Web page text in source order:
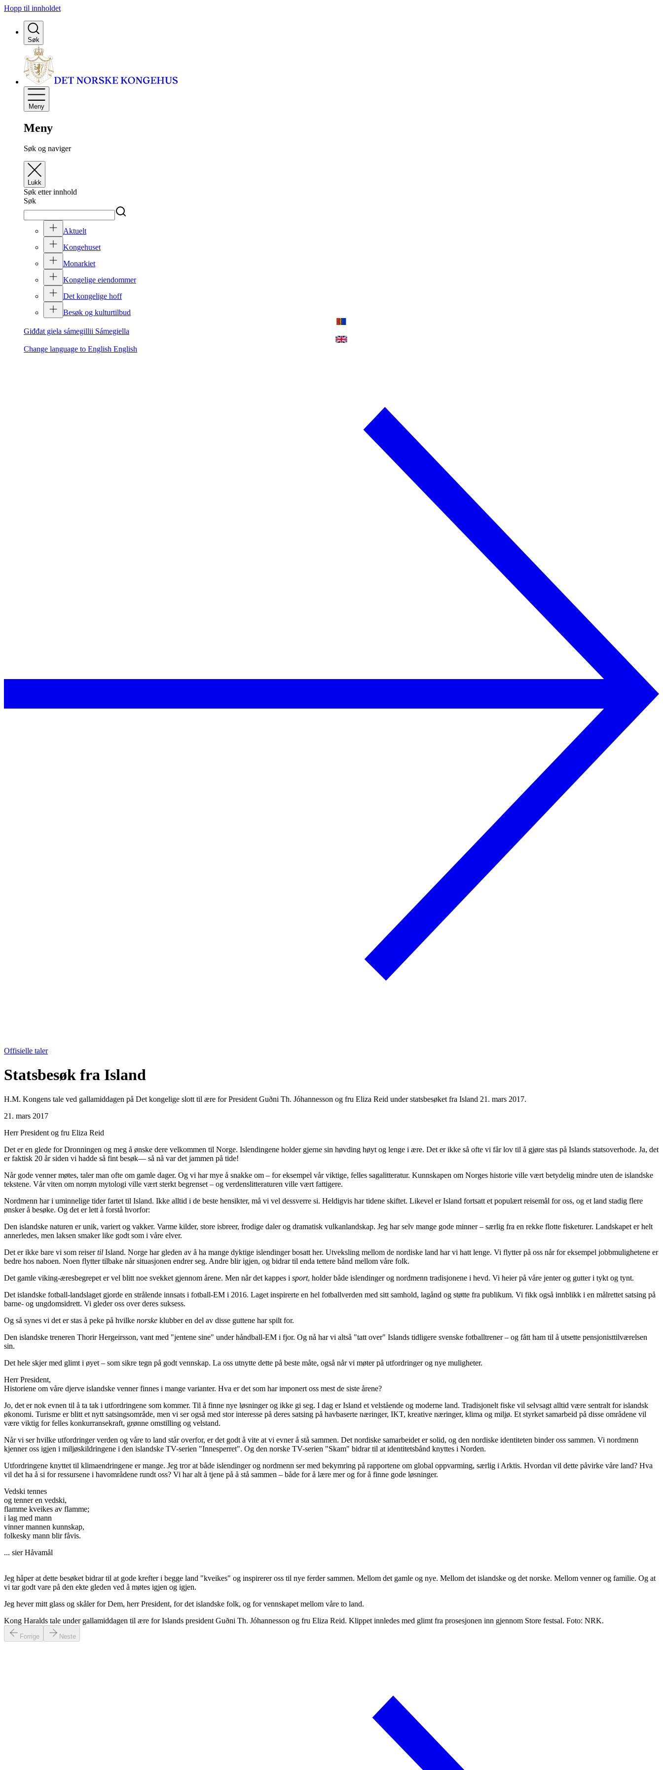
Hopp til innholdet
Søk
Meny
Meny
Søk og naviger
Lukk
Søk etter innhold
Søk
Aktuelt
Kongehuset
Monarkiet
Kongelige eiendommer
Det kongelige hoff
Besøk og kulturtilbud
Giđđat giela sámegillii Sámegiella
Change language to English English
Offisielle taler
Statsbesøk fra Island
H.M. Kongens tale ved gallamiddagen på Det kongelige slott til ære for President Guðni Th. Jóhannesson og fru Eliza Reid under statsbesøket fra Island 21. mars 2017.
21. mars 2017
Herr President og fru Eliza Reid
Det er en glede for Dronningen og meg å ønske dere velkommen til Norge. Islendingene holder gjerne sin høvding høyt og lenge i ære. Det er ikke så ofte vi får lov til å gjøre stas på Islands statsoverhode. Ja, det
er faktisk 20 år siden vi hadde så fint besøk— så nå var det jammen på tide!
Når gode venner møtes, taler man ofte om gamle dager. Og vi har mye å snakke om – for eksempel vår viktige, felles sagalitteratur. Kunnskapen om Norges historie ville vært betydelig mindre uten de islandske
tekstene. Vår viten om norrøn mytologi ville vært sterkt begrenset – og verdenslitteraturen ville vært fattigere.
Nordmenn har i uminnelige tider fartet til Island. Ikke alltid i de beste hensikter, må vi vel dessverre si. Heldigvis har tidene skiftet. Likevel er Island fortsatt et populært reisemål for oss, og et land stadig flere
ønsker å besøke. Og det er lett å forstå hvorfor:
Den islandske naturen er unik, variert og vakker. Varme kilder, store isbreer, frodige daler og dramatisk vulkanlandskap. Jeg har selv mange gode minner – særlig fra en rekke flotte fisketurer. Landskapet er helt
annerledes, men laksen smaker like godt som i våre elver.
Det er ikke bare vi som reisertil Island. Norge har gleden av å ha mange dyktige islendinger bosatt her. Utveksling mellom de nordiske land har vi hatt lenge. Vi flytter på oss når for eksempel jobbmulighetene er
bedre hos naboen. Noen flytter tilbake når situasjonen endrer seg. Andre blir igjen, og bidrar til enda tettere bånd mellom våre folk.
Det gamle viking-æresbegrepet er vel blitt noe svekket gjennom årene. Men når det kappes i sport, holder både islendinger og nordmenn tradisjonene i hevd. Vi heier på våre jenter og gutter i tykt og tynt.
Det islandske fotball-landslaget gjorde en strålende innsats i fotball-EM i 2016. Laget inspirerte en hel fotballverden med sitt samhold, lagånd og støtte fra publikum. Vi fikk også innblikk i en målrettet satsing på
barne- og ungdomsidrett. Vi gleder oss over deres suksess.
Og så synes vi det er stas å peke på hvilke norske klubber en del av disse guttene har spilt for.
Den islandske treneren Thorir Hergeirsson, vant med "jentene sine" under håndball-EM i fjor. Og nå har vi altså "tatt over" Islands tidligere svenske fotballtrener – og fått ham til å utsette pensjonisttilværelsen
sin.
Det hele skjer med glimt i øyet – som sikre tegn på godt vennskap. La oss utnytte dette på beste måte, også når vi møter på utfordringer og nye muligheter.
Herr President,
Historiene om våre djerve islandske venner finnes i mange varianter. Hva er det som har imponert oss mest de siste årene?
Jo, det er nok evnen til å ta tak i utfordringene som kommer. Til å finne nye løsninger og ikke gi seg. I dag er Island et velstående og moderne land. Tradisjonelt fiske vil selvsagt alltid være sentralt for islandsk
økonomi. Turisme er blitt et nytt satsingsområde, men vi ser også med stor interesse på deres satsing på havbaserte næringer, IKT, kreative næringer, klima og miljø. Et styrket samarbeid på disse områdene vil
være viktig for felles konkurransekraft, grønne omstilling og velstand.
Når vi ser hvilke utfordringer verden og våre to land står overfor, er det godt å vite at vi evner å stå sammen. Det nordiske samarbeidet er solid, og den nordiske identiteten binder oss sammen. Vi nordmenn
kjenner oss igjen i miljøskildringene i den islandske TV-serien "Innesperret". Og den norske TV-serien "Skam" bidrar til at identitetsbånd knyttes i Norden.
Utfordringene knyttet til klimaendringene er mange. Jeg tror at både islendinger og nordmenn ser med bekymring på rapportene om global oppvarming, særlig i Arktis. Hvordan vil dette påvirke våre land? Hva
vil det ha å si for ressursene i havområdene rundt oss? Vi har alt å tjene på å stå sammen – både for å lære mer og for å finne gode løsninger.
Vedski tennes
og tenner en vedski,
flamme kveikes av flamme;
i lag med mann
vinner mannen kunnskap,
folkesky mann blir fåvis.
... sier Håvamål
Jeg håper at dette besøket bidrar til at gode krefter i begge land "kveikes" og inspirerer oss til nye ferder sammen. Mellom det gamle og nye. Mellom det islandske og det norske. Mellom venner og familie. Og at
vi tar godt vare på den ekte gleden ved å møtes igjen og igjen.
Jeg hever mitt glass og skåler for Dem, herr President, for det islandske folk, og for vennskapet mellom våre to land.
Kong Haralds tale under gallamiddagen til ære for Islands president Guðni Th. Jóhannesson og fru Eliza Reid. Klippet innledes med glimt fra prosesjonen inn gjennom Store festsal. Foto: NRK.
Forrige Neste